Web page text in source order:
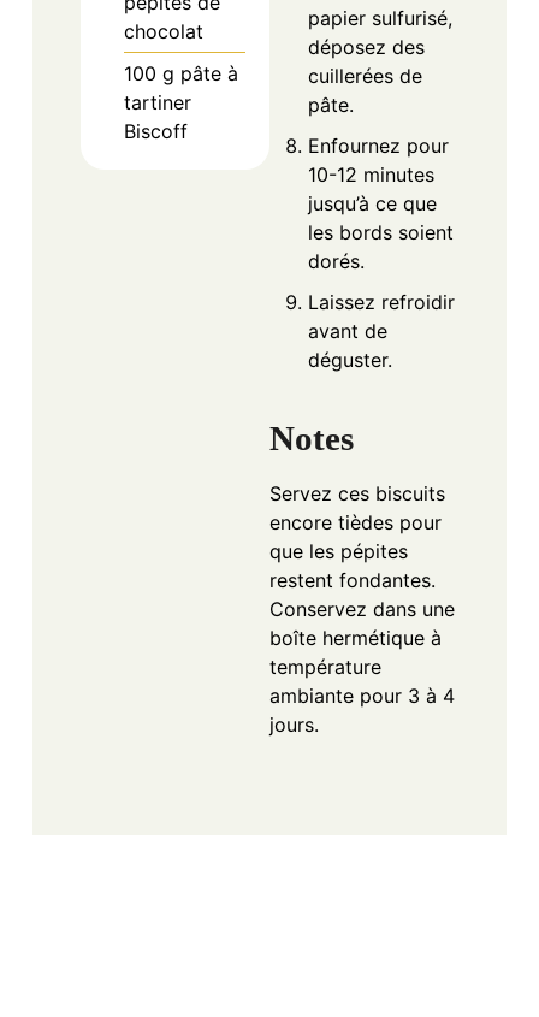
chocolat
100 g pâte à
tartiner
Biscoff
papier sulfurisé,
déposez des
cuillerées de
pâte.
Enfournez pour
10-12 minutes
jusqu’à ce que
les bords soient
dorés.
Laissez refroidir
avant de
déguster.
Notes
Servez ces biscuits
encore tièdes pour
que les pépites
restent fondantes.
Conservez dans une
boîte hermétique à
température
ambiante pour 3 à 4
jours.